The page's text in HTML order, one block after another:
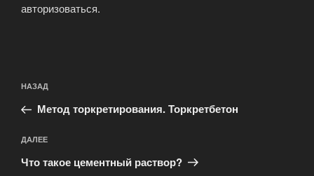
авторизоваться.
по
записям
Предыдущая
запись:
НАЗАД
Метод торкретирования. Торкретбетон
Следующая
запись
ДАЛЕЕ
Что такое цементный раствор?